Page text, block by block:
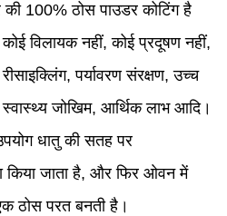
100% ठोस पाउडर कोटिंग है
विलायक नहीं, कोई प्रदूषण नहीं,
पर्यावरण संरक्षण, उच्च
जोखिम, आर्थिक लाभ आदि।
धातु की सतह पर
किया जाता है, और फिर ओवन में
ठोस परत बनती है।